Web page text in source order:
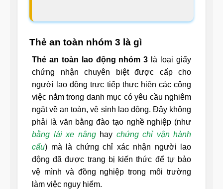
Thẻ an toàn nhóm 3 là gì
Thẻ an toàn lao động nhóm 3 là loại giấy
chứng nhận chuyên biệt được cấp cho
người lao động trực tiếp thực hiện các công
việc nằm trong danh mục có yêu cầu nghiêm
ngặt về an toàn, vệ sinh lao động. Đây không
phải là văn bằng đào tạo nghề nghiệp (như
bằng lái xe nânghay chứng chỉ vận hành
cẩu) mà là chứng chỉ xác nhận người lao
động đã được trang bị kiến thức để tự bảo
vệ mình và đồng nghiệp trong môi trường
làm việc nguy hiểm.